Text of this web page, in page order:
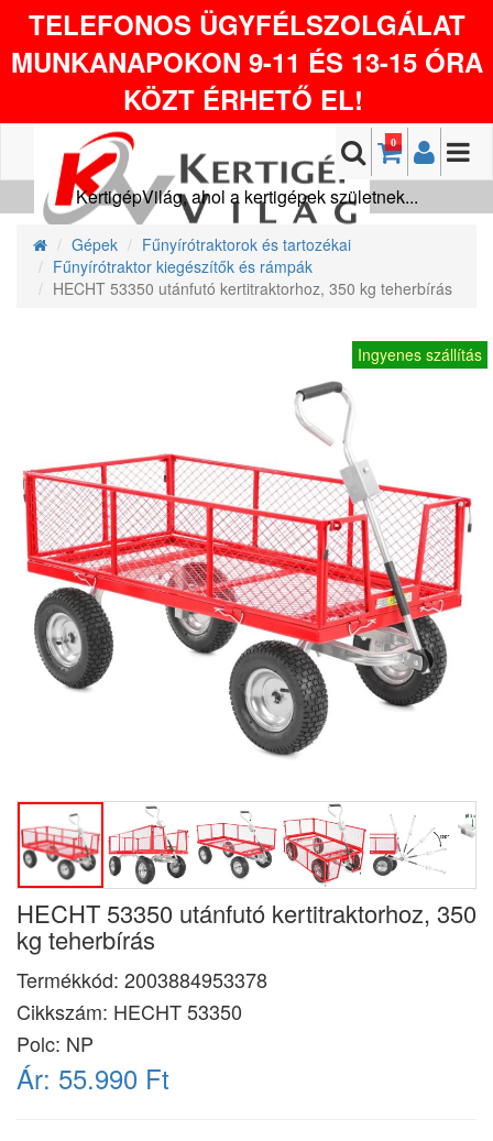
TELEFONOS ÜGYFÉLSZOLGÁLAT
MUNKANAPOKON 9-11 ÉS 13-15 ÓRA
KÖZT ÉRHETŐ EL!
0
KertigépVilág, ahol a kertigépek születnek...
Gépek
Fűnyírótraktorok és tartozékai
Fűnyírótraktor kiegészítők és rámpák
HECHT 53350 utánfutó kertitraktorhoz, 350 kg teherbírás
Ingyenes szállítás
HECHT 53350 utánfutó kertitraktorhoz, 350
kg teherbírás
Termékkód: 2003884953378
Cikkszám: HECHT 53350
Polc: NP
Ár: 55.990 Ft